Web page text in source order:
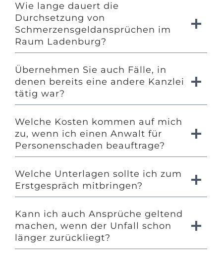
Wie lange dauert die
Durchsetzung von
Schmerzensgeldansprüchen im
Raum Ladenburg?
Übernehmen Sie auch Fälle, in
denen bereits eine andere Kanzlei
tätig war?
Welche Kosten kommen auf mich
zu, wenn ich einen Anwalt für
Personenschaden beauftrage?
Welche Unterlagen sollte ich zum
Erstgespräch mitbringen?
Kann ich auch Ansprüche geltend
machen, wenn der Unfall schon
länger zurückliegt?